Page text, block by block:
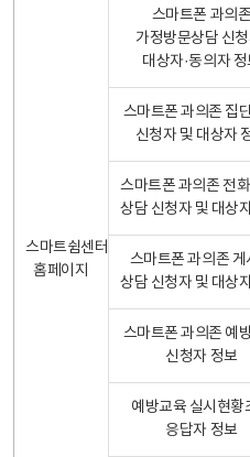
스마트쉼센터
홈페이지
스마트폰 과의
가정방문상담 신청
대상자·동의자
스마트폰 과의존 집
신청자 및 대상자
스마트폰 과의존 전
상담 신청자 및 대상
스마트폰 과의존 게
상담 신청자 및 대상
스마트폰 과의존 예
신청자 정보
예방교육 실시현황
응답자 정보